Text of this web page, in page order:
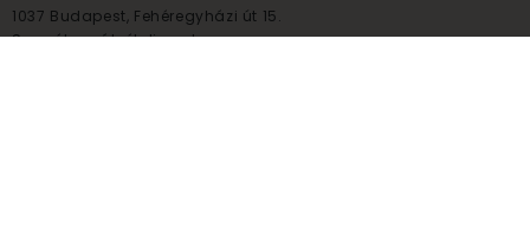
1037 Budapest, Fehéregyházi út 15.
Személyes átvételi pont